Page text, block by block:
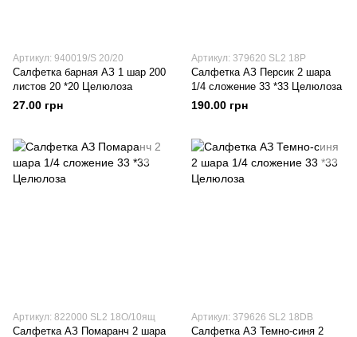
Артикул: 940019/S 20/20
Салфетка барная АЗ 1 шар 200
листов 20 *20 Целюлоза
27.00 грн
Артикул: 379620 SL2 18P
Салфетка АЗ Персик 2 шара
1/4 сложение 33 *33 Целюлоза
190.00 грн
Артикул: 822000 SL2 18О/10ящ
Салфетка АЗ Помаранч 2 шара
Артикул: 379626 SL2 18DB
Салфетка АЗ Темно-синя 2